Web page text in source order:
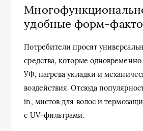
удобные форм-
Потребители просят
средства, которые
УФ, нагрева укладки и
воздействия. Отсюда
in, мистов для волос и
с UV-фильтрами.